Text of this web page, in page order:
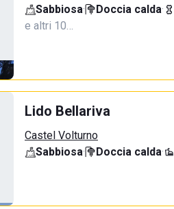
Sabbiosa· Doccia calda·
e altri 10…
Lido Bellariva
Castel Volturno
Sabbiosa· Doccia calda·